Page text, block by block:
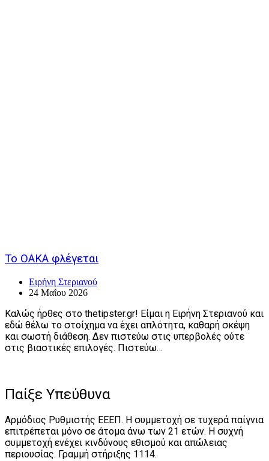
Το ΟΑΚΑ φλέγεται
Ειρήνη Στεριανού
24 Μαΐου 2026
Καλώς ήρθες στο thetipster.gr! Είμαι η Ειρήνη Στεριανού και
εδώ θέλω το στοίχημα να έχει απλότητα, καθαρή σκέψη
και σωστή διάθεση. Δεν πιστεύω στις υπερβολές ούτε
στις βιαστικές επιλογές. Πιστεύω…
Παίξε Υπεύθυνα
Αρμόδιος Ρυθμιστής ΕΕΕΠ. Η συμμετοχή σε τυχερά παίγνια
επιτρέπεται μόνο σε άτομα άνω των 21 ετών. Η συχνή
συμμετοχή ενέχει κινδύνους εθισμού και απώλειας
περιουσίας. Γραμμή στήριξης 1114.